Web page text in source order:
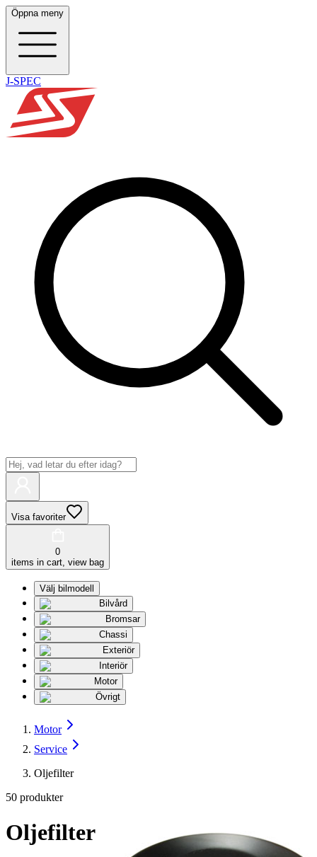
Öppna meny
J-SPEC
Visa favoriter
0
items in cart, view bag
Välj bilmodell
Bilvård
Bromsar
Chassi
Exteriör
Interiör
Motor
Övrigt
Motor
Service
Oljefilter
50 produkter
Oljefilter